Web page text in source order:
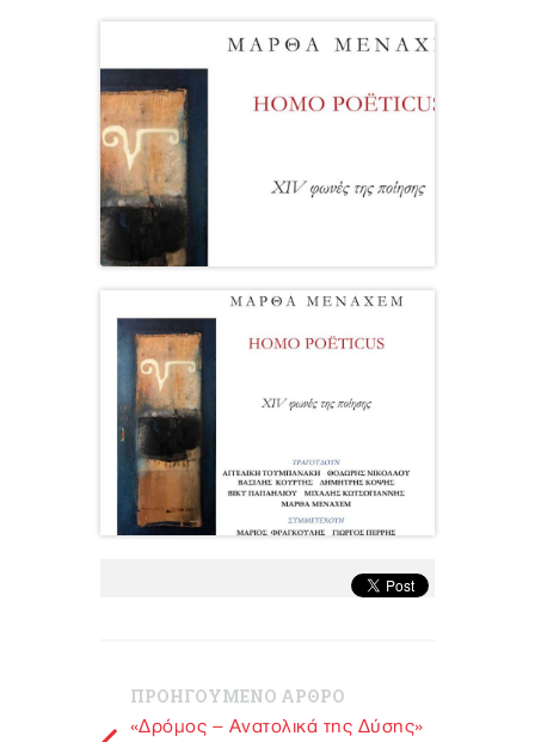
ΠΡΟΗΓΟΥΜΕΝΟ ΑΡΘΡΟ
«Δρόμος – Ανατολικά της Δύσης»